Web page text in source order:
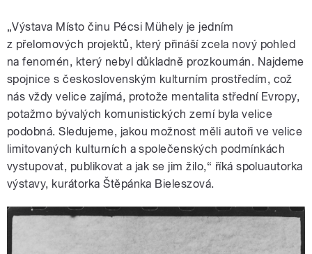
„Výstava Místo činu Pécsi Mühely je jedním
z přelomových projektů, který přináší zcela nový pohled
na fenomén, který nebyl důkladně prozkoumán. Najdeme
spojnice s československým kulturním prostředím, což
nás vždy velice zajímá, protože mentalita střední Evropy,
potažmo bývalých komunistických zemí byla velice
podobná. Sledujeme, jakou možnost měli autoři ve velice
limitovaných kulturních a společenských podmínkách
vystupovat, publikovat a jak se jim žilo,“ říká spoluautorka
výstavy, kurátorka Štěpánka Bieleszová.